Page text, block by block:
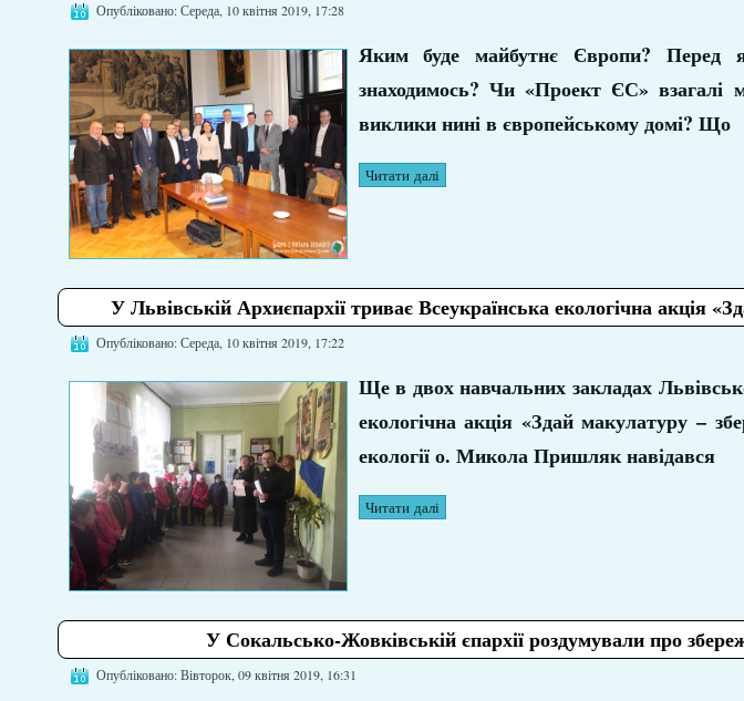
Опубліковано: Середа, 10 квітня 2019, 17:28
Яким буде майбутнє Європи? Перед
знаходимось? Чи «Проект ЄС» взагалі
виклики нині в європейському домі? Що
Читати далі
У Львівській Архиєпархії триває Всеукраїнська екологічна акція
Опубліковано: Середа, 10 квітня 2019, 17:22
Ще в двох навчальних закладах
екологічна акція «Здай макулатуру –
екології о. Микола Пришляк навідався
Читати далі
У Сокальсько-Жовківській єпархії роздумували про
Опубліковано: Вівторок, 09 квітня 2019, 16:31